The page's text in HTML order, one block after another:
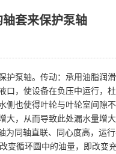
套来保护泵轴
护泵轴。传动：承用油脂润
口，使设备在负压中运行，
侧也使得叶轮与叶轮室间隙
大，从而导致此处漏水量增
为同轴直联、同心度高，运
变循环圆中的油量，即改